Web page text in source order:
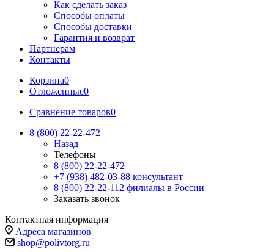
Как сделать заказ
Способы оплаты
Способы доставки
Гарантия и возврат
Партнерам
Контакты
Корзина0
Отложенные0
Сравнение товаров0
8 (800) 22-22-472
Назад
Телефоны
8 (800) 22-22-472
+7 (938) 482-03-88 консультант
8 (800) 22-22-112 филиалы в России
Заказать звонок
Контактная информация
Адреса магазинов
shop@polivtorg.ru